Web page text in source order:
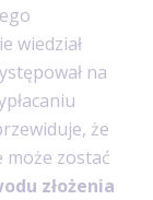
wiedział
na
że
zostać
złożenia